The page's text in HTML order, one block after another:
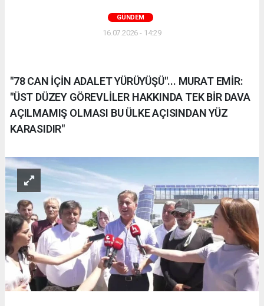
GÜNDEM
16.07.2026 - 14:29
"78 CAN İÇİN ADALET YÜRÜYÜŞÜ"... MURAT EMİR:
"ÜST DÜZEY GÖREVLİLER HAKKINDA TEK BİR DAVA
AÇILMAMIŞ OLMASI BU ÜLKE AÇISINDAN YÜZ
KARASIDIR"